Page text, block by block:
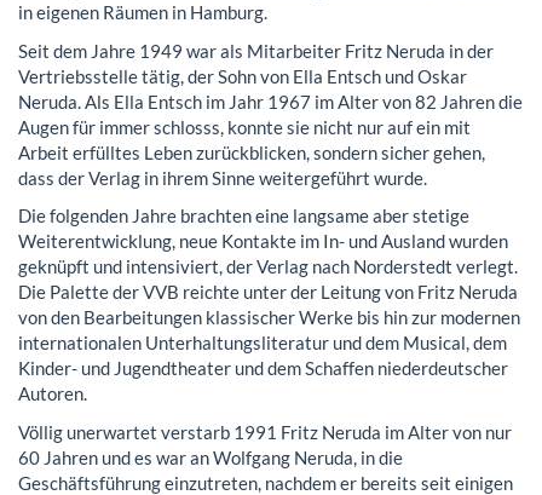
in eigenen Räumen in Hamburg.
Seit dem Jahre 1949 war als Mitarbeiter Fritz Neruda in der
Vertriebsstelle tätig, der Sohn von Ella Entsch und Oskar
Neruda. Als Ella Entsch im Jahr 1967 im Alter von 82 Jahren die
Augen für immer schlosss, konnte sie nicht nur auf ein mit
Arbeit erfülltes Leben zurückblicken, sondern sicher gehen,
dass der Verlag in ihrem Sinne weitergeführt wurde.
Die folgenden Jahre brachten eine langsame aber stetige
Weiterentwicklung, neue Kontakte im In- und Ausland wurden
geknüpft und intensiviert, der Verlag nach Norderstedt verlegt.
Die Palette der VVB reichte unter der Leitung von Fritz Neruda
von den Bearbeitungen klassischer Werke bis hin zur modernen
internationalen Unterhaltungsliteratur und dem Musical, dem
Kinder- und Jugendtheater und dem Schaffen niederdeutscher
Autoren.
Völlig unerwartet verstarb 1991 Fritz Neruda im Alter von nur
60 Jahren und es war an Wolfgang Neruda, in die
Geschäftsführung einzutreten, nachdem er bereits seit einigen